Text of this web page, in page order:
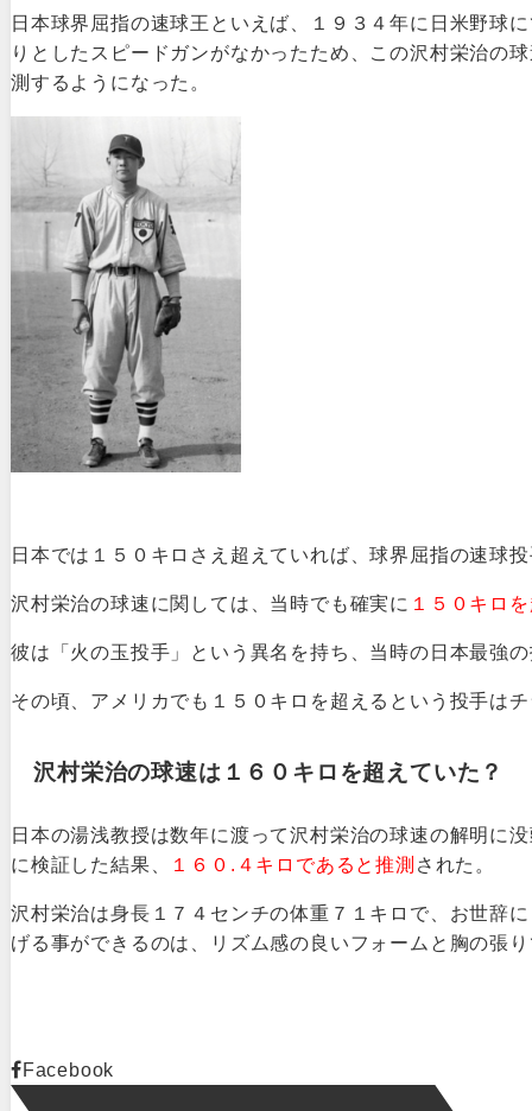
日本球界屈指の速球王といえば、１９３４年に日米野球
りとしたスピードガンがなかったため、この沢村栄治の
測するようになった。
日本では１５０キロさえ超えていれば、球界屈指の速球
沢村栄治の球速に関しては、当時でも確実に １５０キロ
彼は「火の玉投手」という異名を持ち、当時の日本最強
その頃、アメリカでも１５０キロを超えるという投手は
沢村栄治の球速は１６０キロを超えていた？
日本の湯浅教授は数年に渡って沢村栄治の球速の解明に
に検証した結果、
１６０.４キロであると推測 された。
沢村栄治は身長１７４センチの体重７１キロで、お世辞
げる事ができるのは、リズム感の良いフォームと胸の張
Facebook